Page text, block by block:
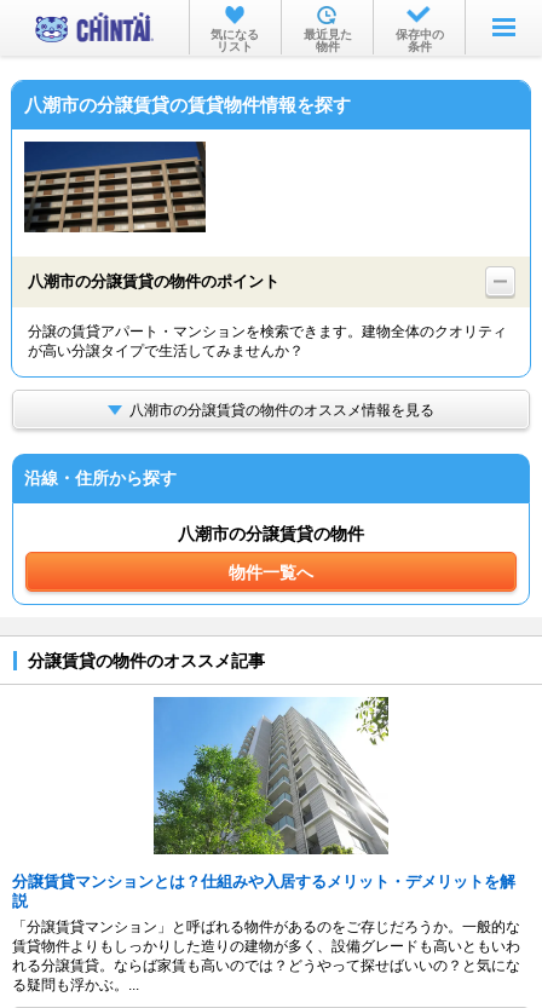
お部屋を探す
沿線・駅から
物件特集から
TOP
気になる
リスト
最近見た
物件
保存中の
条件
八潮市の分譲賃貸の賃貸物件情報を探す
八潮市の分譲賃貸の物件のポイント
分譲の賃貸アパート・マンションを検索できます。建物全体のクオリティ
が高い分譲タイプで生活してみませんか？
八潮市の分譲賃貸の物件のオススメ情報を見る
沿線・住所から探す
八潮市の分譲賃貸の物件
物件一覧へ
分譲賃貸の物件のオススメ記事
分譲賃貸マンションとは？仕組みや入居するメリット・デメリットを解
説
「分譲賃貸マンション」と呼ばれる物件があるのをご存じだろうか。一般的な
賃貸物件よりもしっかりした造りの建物が多く、設備グレードも高いともいわ
れる分譲賃貸。ならば家賃も高いのでは？どうやって探せばいいの？と気にな
る疑問も浮かぶ。...